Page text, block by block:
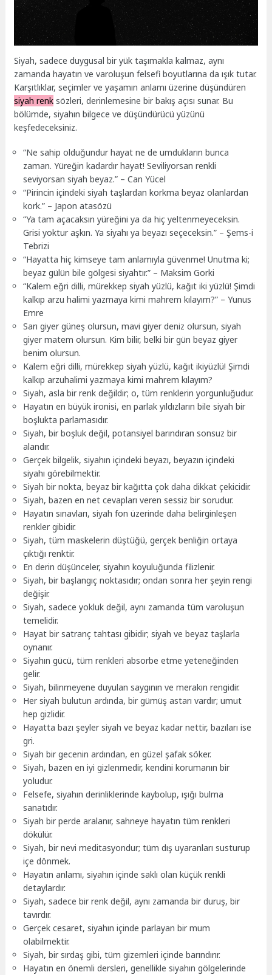
Siyah, sadece duygusal bir yük taşımakla kalmaz, aynı
zamanda hayatın ve varoluşun felsefi boyutlarına da ışık tutar.
Karşıtlıklar, seçimler ve yaşamın anlamı üzerine düşündüren
siyah renk sözleri, derinlemesine bir bakış açısı sunar. Bu
bölümde, siyahın bilgece ve düşündürücü yüzünü
keşfedeceksiniz.
“Ne sahip olduğundur hayat ne de umdukların bunca
zaman. Yüreğin kadardır hayat! Seviliyorsan renkli
seviyorsan siyah beyaz.” – Can Yücel
“Pirincin içindeki siyah taşlardan korkma beyaz olanlardan
kork.” – Japon atasözü
“Ya tam açacaksın yüreğini ya da hiç yeltenmeyeceksin.
Grisi yoktur aşkın. Ya siyahı ya beyazı seçeceksin.” – Şems-i
Tebrizi
“Hayatta hiç kimseye tam anlamıyla güvenme! Unutma ki;
beyaz gülün bile gölgesi siyahtır.” – Maksim Gorki
“Kalem eğri dilli, mürekkep siyah yüzlü, kağıt iki yüzlü! Şimdi
kalkıp arzu halimi yazmaya kimi mahrem kılayım?” – Yunus
Emre
Sarı giyer güneş olursun, mavi giyer deniz olursun, siyah
giyer matem olursun. Kim bilir, belki bir gün beyaz giyer
benim olursun.
Kalem eğri dilli, mürekkep siyah yüzlü, kağıt ikiyüzlü! Şimdi
kalkıp arzuhalimi yazmaya kimi mahrem kılayım?
Siyah, asla bir renk değildir; o, tüm renklerin yorgunluğudur.
Hayatın en büyük ironisi, en parlak yıldızların bile siyah bir
boşlukta parlamasıdır.
Siyah, bir boşluk değil, potansiyel barındıran sonsuz bir
alandır.
Gerçek bilgelik, siyahın içindeki beyazı, beyazın içindeki
siyahı görebilmektir.
Siyah bir nokta, beyaz bir kağıtta çok daha dikkat çekicidir.
Siyah, bazen en net cevapları veren sessiz bir sorudur.
Hayatın sınavları, siyah fon üzerinde daha belirginleşen
renkler gibidir.
Siyah, tüm maskelerin düştüğü, gerçek benliğin ortaya
çıktığı renktir.
En derin düşünceler, siyahın koyuluğunda filizlenir.
Siyah, bir başlangıç noktasıdır; ondan sonra her şeyin rengi
değişir.
Siyah, sadece yokluk değil, aynı zamanda tüm varoluşun
temelidir.
Hayat bir satranç tahtası gibidir; siyah ve beyaz taşlarla
oynanır.
Siyahın gücü, tüm renkleri absorbe etme yeteneğinden
gelir.
Siyah, bilinmeyene duyulan saygının ve merakın rengidir.
Her siyah bulutun ardında, bir gümüş astarı vardır; umut
hep gizlidir.
Hayatta bazı şeyler siyah ve beyaz kadar nettir, bazıları ise
gri.
Siyah bir gecenin ardından, en güzel şafak söker.
Siyah, bazen en iyi gizlenmedir, kendini korumanın bir
yoludur.
Felsefe, siyahın derinliklerinde kaybolup, ışığı bulma
sanatıdır.
Siyah bir perde aralanır, sahneye hayatın tüm renkleri
dökülür.
Siyah, bir nevi meditasyondur; tüm dış uyaranları susturup
içe dönmek.
Hayatın anlamı, siyahın içinde saklı olan küçük renkli
detaylardır.
Siyah, sadece bir renk değil, aynı zamanda bir duruş, bir
tavırdır.
Gerçek cesaret, siyahın içinde parlayan bir mum
olabilmektir.
Siyah, bir sırdaş gibi, tüm gizemleri içinde barındırır.
Hayatın en önemli dersleri, genellikle siyahın gölgelerinde